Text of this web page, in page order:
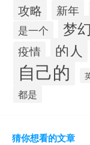
攻略 新年
是一个 梦
疫情 的人
自己的
都是
猜你想看的文章